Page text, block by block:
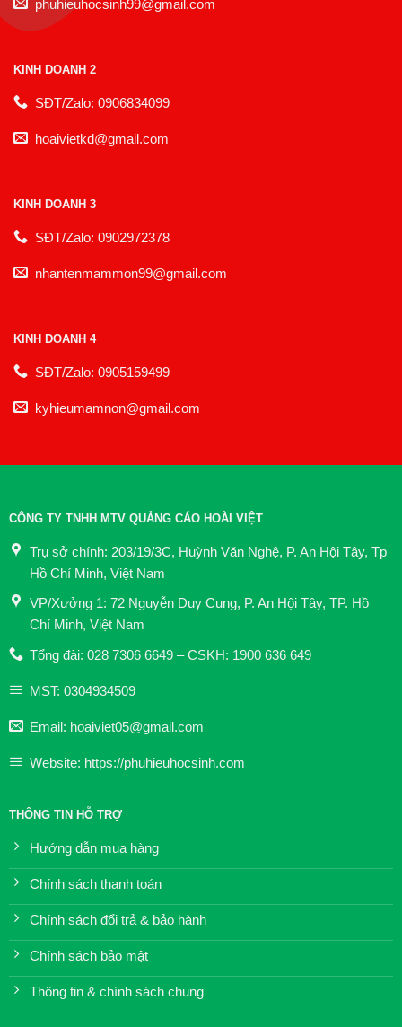
phuhieuhocsinh99@gmail.com
KINH DOANH 2
SĐT/Zalo: 0906834099
hoaivietkd@gmail.com
KINH DOANH 3
SĐT/Zalo: 0902972378
nhantenmammon99@gmail.com
KINH DOANH 4
SĐT/Zalo: 0905159499
kyhieumamnon@gmail.com
CÔNG TY TNHH MTV QUẢNG CÁO HOÀI VIỆT
Trụ sở chính: 203/19/3C, Huỳnh Văn Nghệ, P. An Hội Tây, Tp
Hồ Chí Minh, Việt Nam
VP/Xưởng 1: 72 Nguyễn Duy Cung, P. An Hội Tây, TP. Hồ
Chí Minh, Việt Nam
Tổng đài: 028 7306 6649 – CSKH: 1900 636 649
MST: 0304934509
Email: hoaiviet05@gmail.com
Website: https://phuhieuhocsinh.com
THÔNG TIN HỖ TRỢ
Hướng dẫn mua hàng
Chính sách thanh toán
Chính sách đổi trả & bảo hành
Chính sách bảo mật
Thông tin & chính sách chung